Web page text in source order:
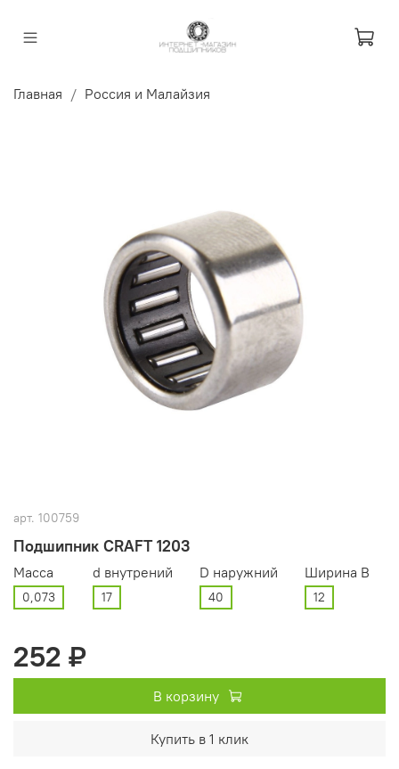
Главная Россия и Малайзия
арт. 100759
Подшипник CRAFT 1203
Масса
0,073
d внутрений
17
D наружний
40
Ширина В
12
252 ₽
В корзину
Купить в 1 клик